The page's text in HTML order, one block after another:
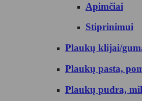
Apimčiai
Stiprinimui
Plaukų klijai/
Plaukų pasta,
Plaukų pudra,